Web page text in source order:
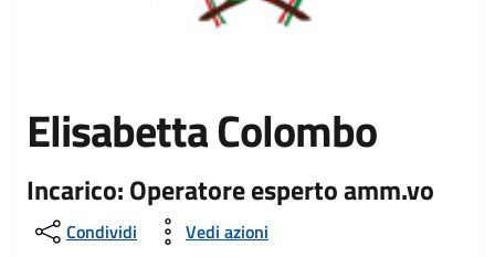
Elisabetta Colombo
Incarico: Operatore esperto amm.vo
Condividi Vedi azioni